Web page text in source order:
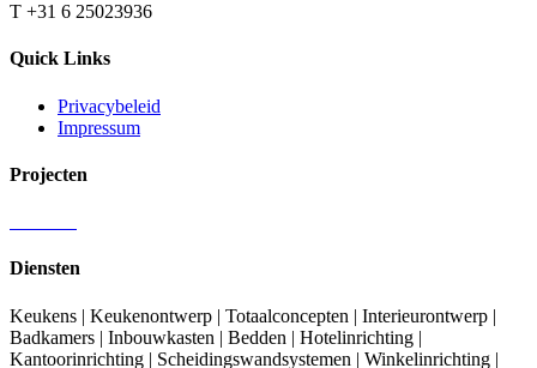
T +31 6 25023936
Quick Links
Privacybeleid
Impressum
Projecten
Diensten
Keukens | Keukenontwerp | Totaalconcepten | Interieurontwerp |
Badkamers | Inbouwkasten | Bedden | Hotelinrichting |
Kantoorinrichting | Scheidingswandsystemen | Winkelinrichting |